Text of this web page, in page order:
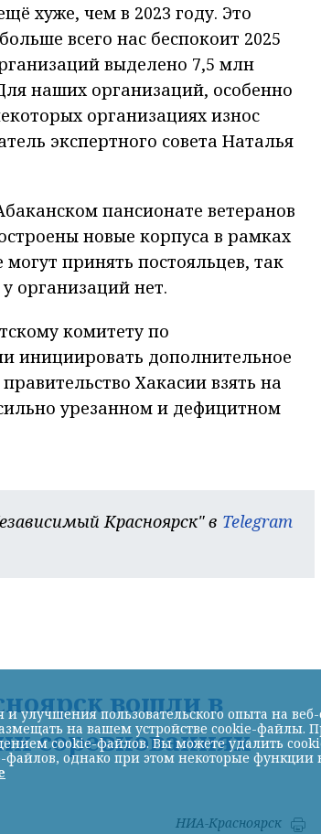
хуже, чем в 2023 году. Это
всего нас беспокоит 2025
выделено 7,5 млн
наших организаций, особенно
организациях износ
экспертного совета Наталья
пансионате ветеранов
новые корпуса в рамках
принять постояльцев, так
организаций нет.
комитету по
инициировать дополнительное
Хакасии взять на
урезанном и дефицитном
Красноярск" в Telegram
вошли в
соревнованиях
НИА-Красноярск
пользовательского опыта на
на вашем устройстве cookie-файлы.
cookie-файлов. Вы можете удалить
файлов, однако при этом некоторые